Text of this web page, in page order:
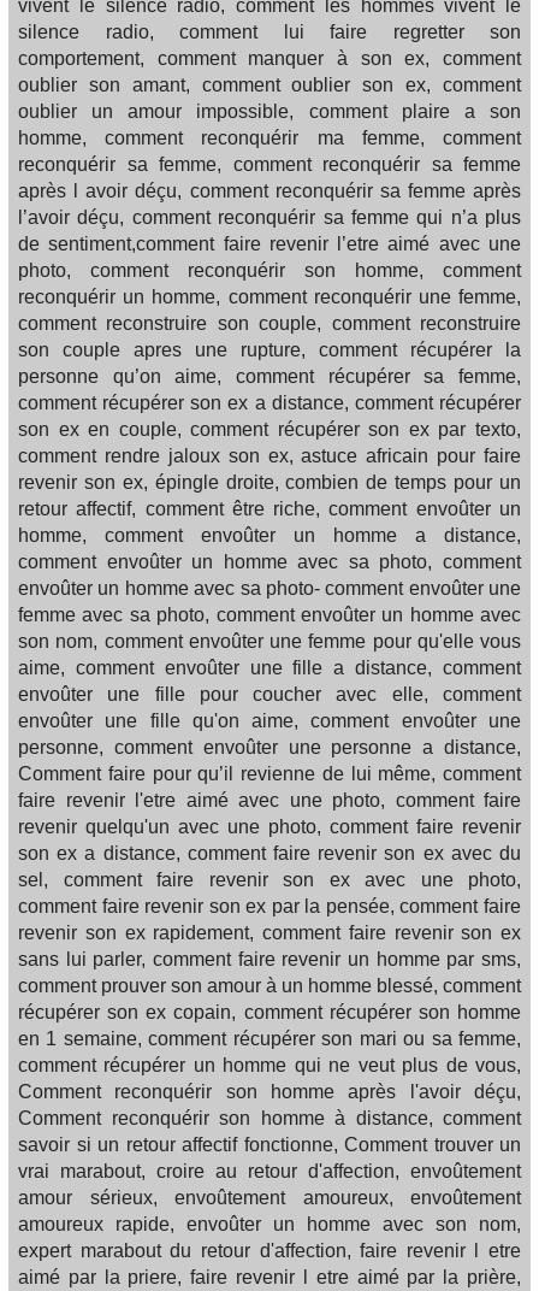
vivent le silence radio, comment les hommes vivent le
silence radio, comment lui faire regretter son
comportement, comment manquer à son ex, comment
oublier son amant, comment oublier son ex, comment
oublier un amour impossible, comment plaire a son
homme, comment reconquérir ma femme, comment
reconquérir sa femme, comment reconquérir sa femme
après l avoir déçu, comment reconquérir sa femme après
l’avoir déçu, comment reconquérir sa femme qui n’a plus
de sentiment,comment faire revenir l’etre aimé avec une
photo, comment reconquérir son homme, comment
reconquérir un homme, comment reconquérir une femme,
comment reconstruire son couple, comment reconstruire
son couple apres une rupture, comment récupérer la
personne qu’on aime, comment récupérer sa femme,
comment récupérer son ex a distance, comment récupérer
son ex en couple, comment récupérer son ex par texto,
comment rendre jaloux son ex, astuce africain pour faire
revenir son ex, épingle droite, combien de temps pour un
retour affectif, comment être riche, comment envoûter un
homme, comment envoûter un homme a distance,
comment envoûter un homme avec sa photo, comment
envoûter un homme avec sa photo- comment envoûter une
femme avec sa photo, comment envoûter un homme avec
son nom, comment envoûter une femme pour qu'elle vous
aime, comment envoûter une fille a distance, comment
envoûter une fille pour coucher avec elle, comment
envoûter une fille qu'on aime, comment envoûter une
personne, comment envoûter une personne a distance,
Comment faire pour qu’il revienne de lui même, comment
faire revenir l'etre aimé avec une photo, comment faire
revenir quelqu'un avec une photo, comment faire revenir
son ex a distance, comment faire revenir son ex avec du
sel, comment faire revenir son ex avec une photo,
comment faire revenir son ex par la pensée, comment faire
revenir son ex rapidement, comment faire revenir son ex
sans lui parler, comment faire revenir un homme par sms,
comment prouver son amour à un homme blessé, comment
récupérer son ex copain, comment récupérer son homme
en 1 semaine, comment récupérer son mari ou sa femme,
comment récupérer un homme qui ne veut plus de vous,
Comment reconquérir son homme après l'avoir déçu,
Comment reconquérir son homme à distance, comment
savoir si un retour affectif fonctionne, Comment trouver un
vrai marabout, croire au retour d'affection, envoûtement
amour sérieux, envoûtement amoureux, envoûtement
amoureux rapide, envoûter un homme avec son nom,
expert marabout du retour d'affection, faire revenir l etre
aimé par la priere, faire revenir l etre aimé par la prière,